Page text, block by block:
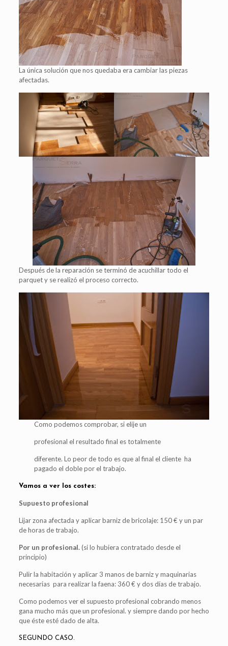
La única solución que nos quedaba era cambiar las piezas
afectadas.
Después de la reparación se terminó de acuchillar todo el
parquet y se realizó el proceso correcto.
Como podemos comprobar, si elije un
profesional el resultado final es totalmente
diferente. Lo peor de todo es que al final el cliente ha
pagado el doble por el trabajo.
Vamos a ver los costes:
Supuesto profesional
Lijar zona afectada y aplicar barniz de bricolaje: 150 € y un par
de horas de trabajo.
Por un profesional.(si lo hubiera contratado desde el
principio)
Pulir la habitación y aplicar 3 manos de barniz y maquinarias
necesarias para realizar la faena: 360 € y dos días de trabajo.
Como podemos ver el supuesto profesional cobrando menos
gana mucho más que un profesional. y siempre dando por hecho
que éste esté dado de alta.
SEGUNDO CASO.